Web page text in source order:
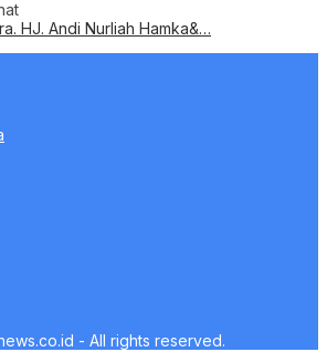
HJ. Andi Nurliah Hamka&…
- All rights reserved.